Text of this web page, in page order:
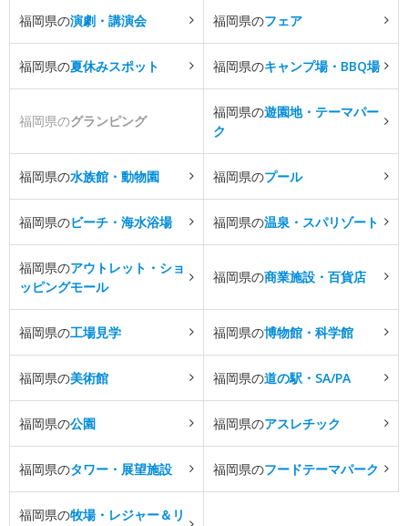
福岡県の演劇・講演会 福岡県のフェア
福岡県の夏休みスポット 福岡県のキャンプ場・BBQ場
福岡県のグランピング
福岡県の遊園地・テーマパー
ク
福岡県の水族館・動物園 福岡県のプール
福岡県のビーチ・海水浴場 福岡県の温泉・スパリゾート
福岡県のアウトレット・ショ
ッピングモール
福岡県の商業施設・百貨店
福岡県の工場見学 福岡県の博物館・科学館
福岡県の美術館 福岡県の道の駅・SA/PA
福岡県の公園 福岡県のアスレチック
福岡県のタワー・展望施設 福岡県のフードテーマパーク
福岡県の牧場・レジャー＆リ